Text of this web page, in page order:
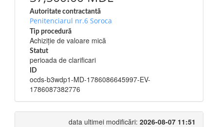
Autoritate contractantă
Penitenciarul nr.6 Soroca
Tip procedură
Achiziție de valoare mică
Statut
perioada de clarificari
ID
ocds-b3wdp1-MD-1786086645997-EV-
1786087382776
data ultimei modificări: 2026-08-07 11:51